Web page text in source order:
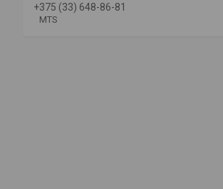
+375 (33) 648-86-81
MTS